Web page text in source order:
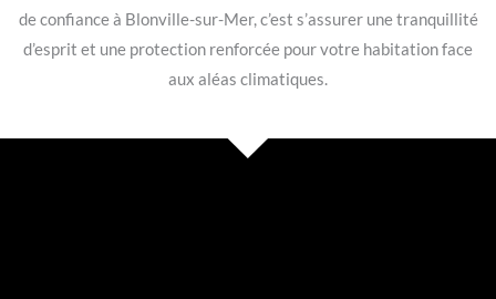
de confiance à Blonville-sur-Mer, c’est s’assurer une tranquillité
d’esprit et une protection renforcée pour votre habitation face
aux aléas climatiques.